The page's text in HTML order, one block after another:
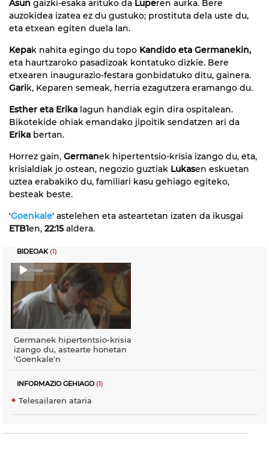
Asun gaizki-esaka arituko da Luperen aurka. Bere
auzokidea izatea ez du gustuko; prostituta dela uste du,
eta etxean egiten duela lan.
Kepak nahita egingo du topo Kandido eta Germanekin,
eta haurtzaroko pasadizoak kontatuko dizkie. Bere
etxearen inaugurazio-festara gonbidatuko ditu, gainera.
Garik, Keparen semeak, herria ezagutzera eramango du.
Esther eta Erika lagun handiak egin dira ospitalean.
Bikotekide ohiak emandako jipoitik sendatzen ari da
Erika bertan.
Horrez gain, Germanek hipertentsio-krisia izango du, eta,
krisialdiak jo ostean, negozio guztiak Lukasen eskuetan
uztea erabakiko du, familiari kasu gehiago egiteko,
besteak beste.
'Goenkale' astelehen eta asteartetan izaten da ikusgai
ETB1en, 22:15aldera.
BIDEOAK (1)
Germanek hipertentsio-krisia
izango du, astearte honetan
'Goenkale'n
INFORMAZIO GEHIAGO(1)
Telesailaren ataria